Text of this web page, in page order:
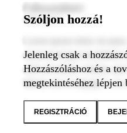
2024. január 1.
eiusmod tempor incididunt
enim ad minim veniam,
laboris nisi ut aliquip ex ea
Szóljon hozzá!
Jelenleg csak a
Hozzászóláshoz és a
megtekintéséhez
REGISZTRÁCIÓ